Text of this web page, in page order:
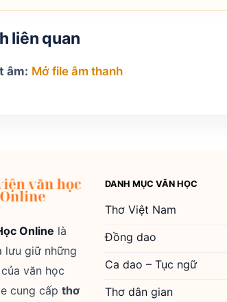
liên quan
âm: Mở file âm thanh
Online là
lưu giữ những
văn học
cung cấp thơ
DANH MỤC VĂN HỌC
Thơ Việt Nam
Đồng dao
Ca dao – Tục ngữ
Thơ dân gian